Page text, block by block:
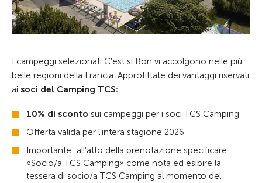
I campeggi selezionati C'est si Bon vi accolgono nelle più
belle regioni della Francia. Approfittate dei vantaggi riservati
ai soci del Camping TCS:
10% di sconto sui campeggi per i soci TCS Camping
Offerta valida per l’intera stagione 2026
Importante: all’atto della prenotazione specificare
«Socio/a TCS Camping» come nota ed esibire la
tessera di socio/a TCS Camping al momento del